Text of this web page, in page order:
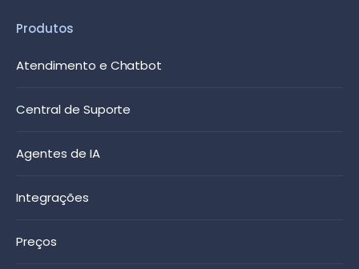
Produtos
Atendimento e Chatbot
Central de Suporte
Agentes de IA
Integrações
Preços